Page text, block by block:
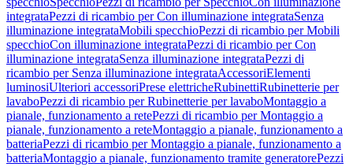
integrataPezzi di ricambio per Con illuminazione integrataSenza
illuminazione integrataMobili specchioPezzi di ricambio per Mobili
specchioCon illuminazione integrataPezzi di ricambio per Con
illuminazione integrataSenza illuminazione integrataPezzi di
ricambio per Senza illuminazione integrataAccessoriElementi
luminosiUlteriori accessoriPrese elettricheRubinettiRubinetterie per
lavaboPezzi di ricambio per Rubinetterie per lavaboMontaggio a
pianale, funzionamento a retePezzi di ricambio per Montaggio a
pianale, funzionamento a reteMontaggio a pianale, funzionamento a
batteriaPezzi di ricambio per Montaggio a pianale, funzionamento a
batteriaMontaggio a pianale, funzionamento tramite generatorePezzi